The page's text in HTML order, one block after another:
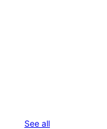
See allreviews